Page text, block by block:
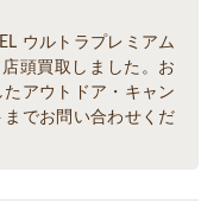
ウルトラプレミアム
頭買取しました。お
アウトドア・キャン
でお問い合わせくだ